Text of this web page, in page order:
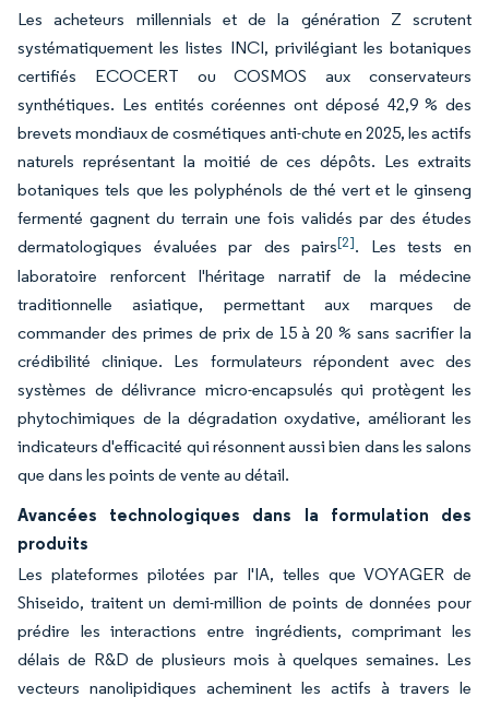
Les acheteurs millennials et de la génération Z scrutent
systématiquement les listes INCI, privilégiant les botaniques
certifiés ECOCERT ou COSMOS aux conservateurs
synthétiques. Les entités coréennes ont déposé 42,9 % des
brevets mondiaux de cosmétiques anti-chute en 2025, les actifs
naturels représentant la moitié de ces dépôts. Les extraits
botaniques tels que les polyphénols de thé vert et le ginseng
fermenté gagnent du terrain une fois validés par des études
dermatologiques évaluées par des pairs[2]. Les tests en
laboratoire renforcent l'héritage narratif de la médecine
traditionnelle asiatique, permettant aux marques de
commander des primes de prix de 15 à 20 % sans sacrifier la
crédibilité clinique. Les formulateurs répondent avec des
systèmes de délivrance micro-encapsulés qui protègent les
phytochimiques de la dégradation oxydative, améliorant les
indicateurs d'efficacité qui résonnent aussi bien dans les salons
que dans les points de vente au détail.
Avancées technologiques dans la formulation des
produits
Les plateformes pilotées par l'IA, telles que VOYAGER de
Shiseido, traitent un demi-million de points de données pour
prédire les interactions entre ingrédients, comprimant les
délais de R&D de plusieurs mois à quelques semaines. Les
vecteurs nanolipidiques acheminent les actifs à travers le